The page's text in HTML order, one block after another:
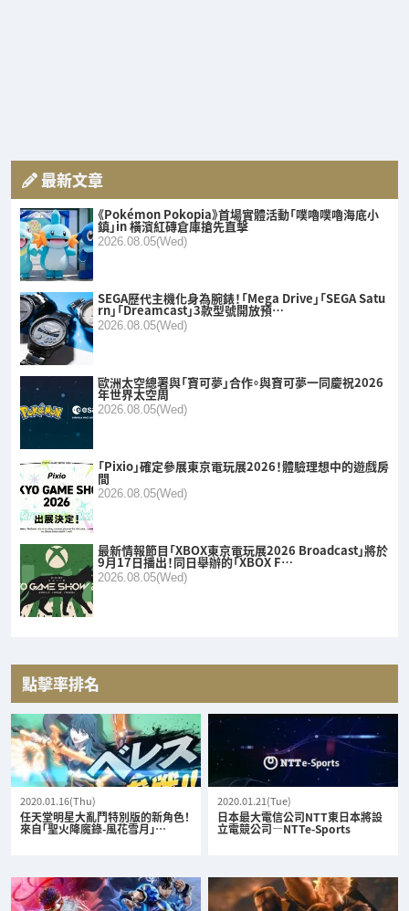
最新文章
《Pokémon Pokopia》首場實體活動「噗嚕噗嚕海底小
鎮」in 橫濱紅磚倉庫搶先直擊
2026.08.05(Wed)
SEGA歷代主機化身為腕錶！「Mega Drive」「SEGA Satu
rn」「Dreamcast」3款型號開放預…
2026.08.05(Wed)
歐洲太空總署與「寶可夢」合作。與寶可夢一同慶祝2026
年世界太空周
2026.08.05(Wed)
「Pixio」確定參展東京電玩展2026！體驗理想中的遊戲房
間
2026.08.05(Wed)
最新情報節目「XBOX東京電玩展2026 Broadcast」將於
9月17日播出！同日舉辦的「XBOX F…
2026.08.05(Wed)
點擊率排名
2020.01.16(Thu)
任天堂明星大亂鬥特別版的新角色！
來自「聖火降魔錄-風花雪月」…
2020.01.21(Tue)
日本最大電信公司NTT東日本將設
立電競公司—NTTe-Sports